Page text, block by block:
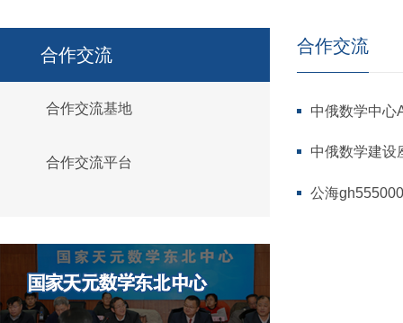
合作交流
合作交流基地
合作交流平台
合作交流
中俄数学中心
中俄数学建设
公海